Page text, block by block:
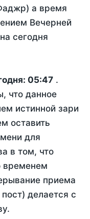
а время
Вечерней
сегодня
05:47 .
что данное
истинной зари
оставить
для
в том, что
временем
приема
делается с